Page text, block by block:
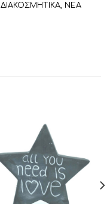
ΔΙΑΚΟΣΜΗΤΙΚA, ΝΕΑ